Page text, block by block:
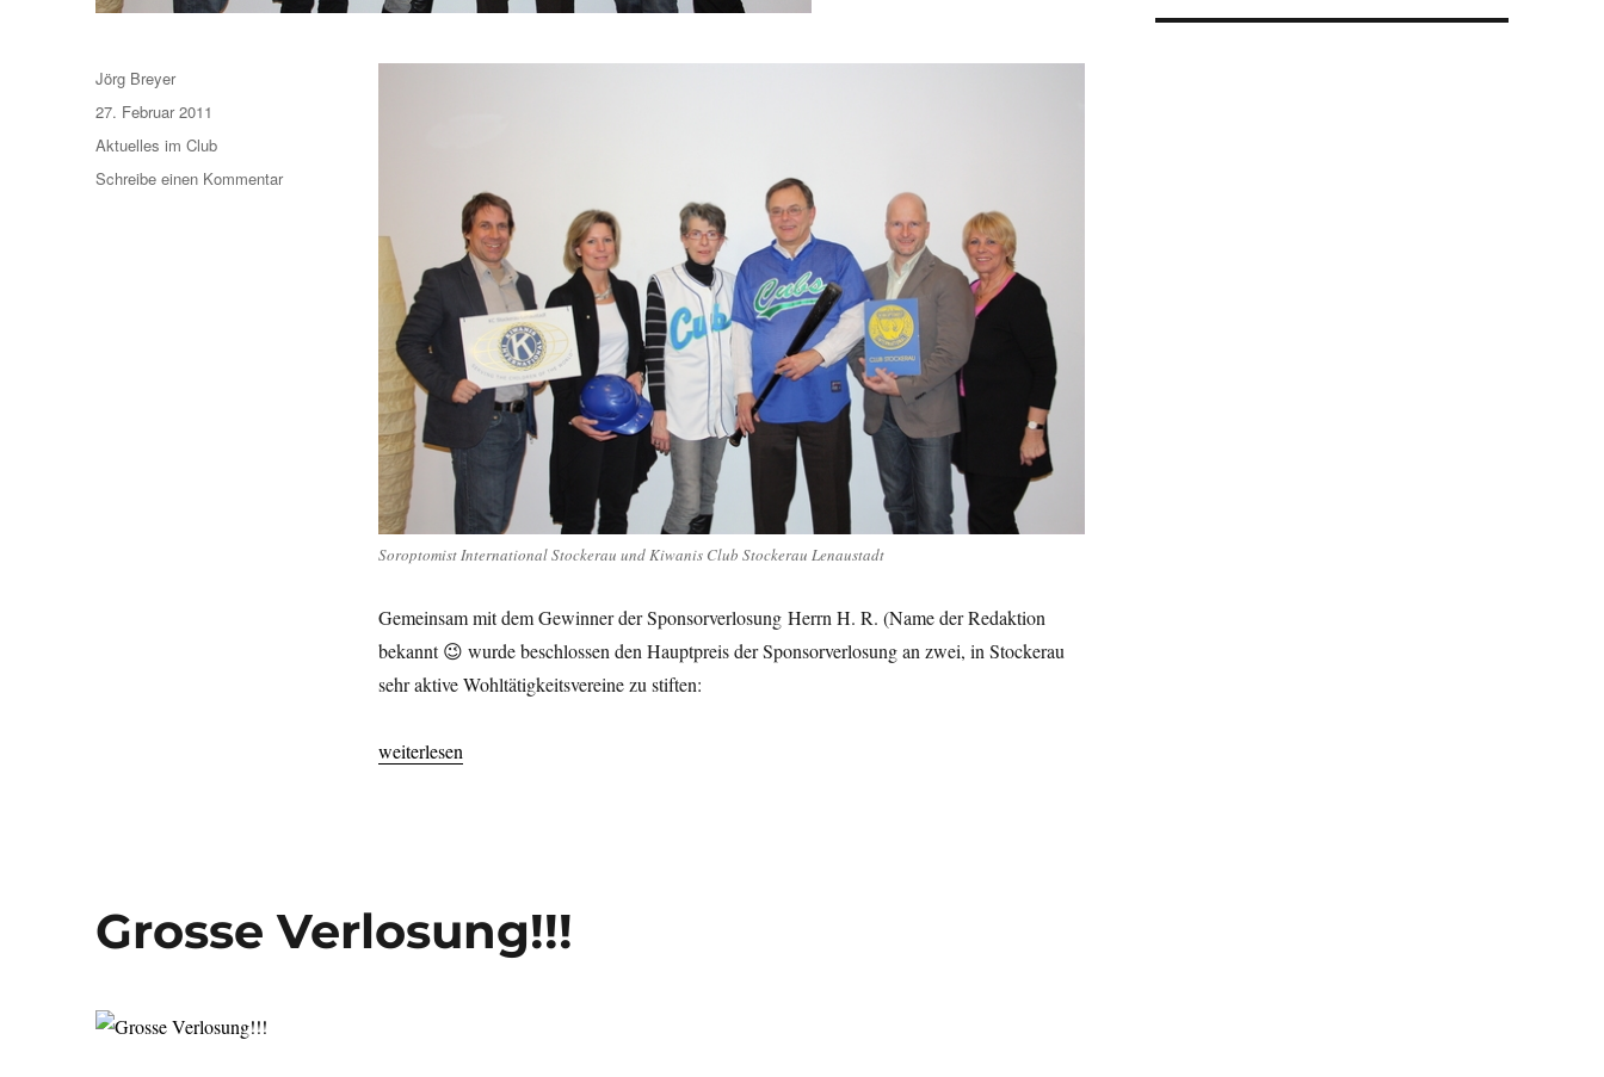
Soroptomist International Stockerau und Kiwanis Club Stockerau Lenaustadt
Gemeinsam mit dem Gewinner der Sponsorverlosung Herrn H. R. (Name der Redaktion
bekannt 😉 wurde beschlossen den Hauptpreis der Sponsorverlosung an zwei, in Stockerau
sehr aktive Wohltätigkeitsvereine zu stiften:
„And the winner is…. Charity!“
weiterlesen
Autor
Jörg Breyer
Veröffentlicht
am
27. Februar 2011
Kategorien
Aktuelles im Club
Schreibe einen Kommentarzu
Grosse Verlosung!!!